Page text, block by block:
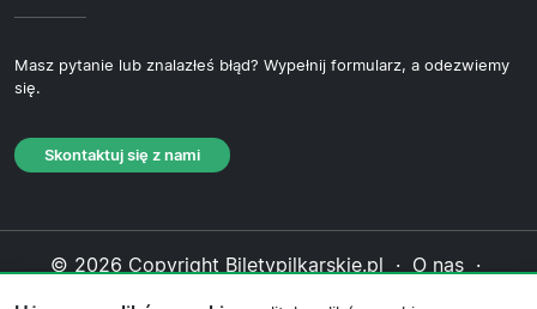
Masz pytanie lub znalazłeś błąd? Wypełnij formularz, a odezwiemy
się.
Skontaktuj się z nami
© 2026 Copyright Biletypilkarskie.pl · O nas ·